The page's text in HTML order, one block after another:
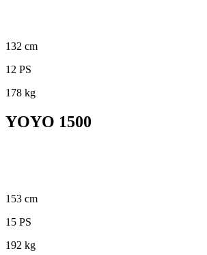
132 cm
12 PS
178 kg
YOYO 1500
153 cm
15 PS
192 kg